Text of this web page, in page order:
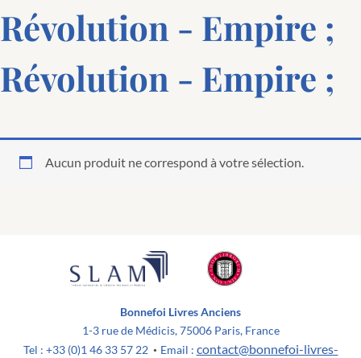
Révolution - Empire ;
Révolution - Empire ;
Aucun produit ne correspond à votre sélection.
Bonnefoi Livres Anciens
1-3 rue de Médicis, 75006 Paris, France
Tel : +33 (0)1 46 33 57 22 • Email : contact@bonnefoi-livres-